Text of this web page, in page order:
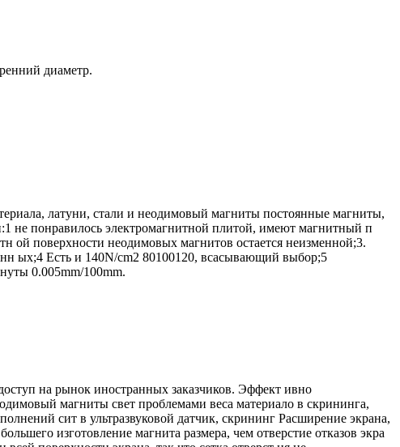
диаметр.
латуни, стали и неодимовый магниты постоянные магниты,
не понравилось электромагнитной плитой, имеют магнитный п
ой поверхности неодимовых магнитов остается неизменной;3.
ых;4 Есть и 140N/cm2 80100120, всасывающий выбор;5
0.005mm/100mm.
на рынок иностранных заказчиков. Эффект ивно
магниты свет проблемами веса материало в скрининга,
сит в ультразвуковой датчик, скрининг Расширение экрана,
изготовление магнита размера, чем отверстие отказов экра